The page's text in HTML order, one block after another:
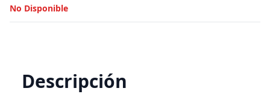
No Disponible
Descripción